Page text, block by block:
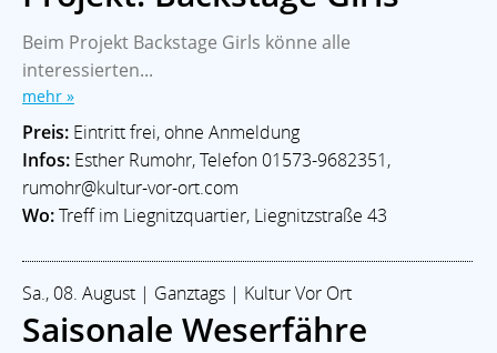
Beim Projekt Backstage Girls könne alle
interessierten...
mehr »
Preis: Eintritt frei, ohne Anmeldung
Infos: Esther Rumohr, Telefon 01573-9682351,
rumohr@kultur-vor-ort.com
Wo:Treff im Liegnitzquartier, Liegnitzstraße 43
Sa., 08. August | Ganztags | Kultur Vor Ort
Saisonale Weserfähre